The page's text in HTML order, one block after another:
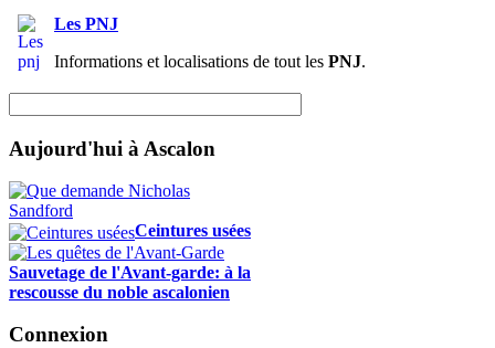
Les PNJ
Informations et localisations de tout les PNJ.
Aujourd'hui à Ascalon
Ceintures usées
Sauvetage de l'Avant-garde: à la
rescousse du noble ascalonien
Connexion